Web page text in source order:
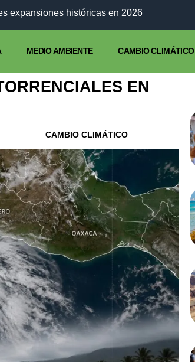
expansiones históricas en 2026
MEDIO AMBIENTE CAMBIO CLIMÁTICO
EN
CAMBIO CLIMÁTICO